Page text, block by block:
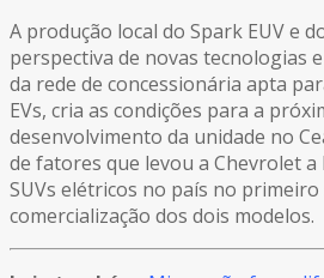
A produção local do Spark EUV e
perspectiva de novas tecnologias
da rede de concessionária apta
EVs, cria as condições para a
desenvolvimento da unidade no
de fatores que levou a Chevrolet
SUVs elétricos no país no primeiro
comercialização dos dois modelos.